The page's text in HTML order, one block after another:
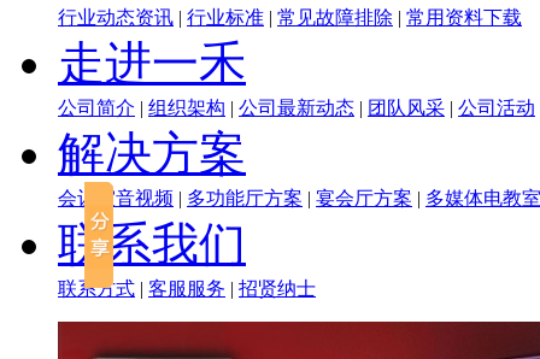
行业动态资讯 | 行业标准 | 常见故障排除 | 常用资料下载
走进一禾
公司简介 | 组织架构 | 公司最新动态 | 团队风采 | 公司活动
解决方案
会议室音视频 | 多功能厅方案 | 宴会厅方案 | 多媒体电教室
联系我们
联系方式 | 客服服务 | 招贤纳士